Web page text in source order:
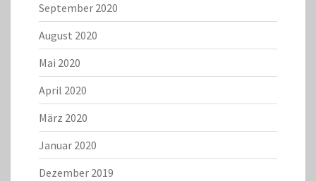
September 2020
August 2020
Mai 2020
April 2020
März 2020
Januar 2020
Dezember 2019